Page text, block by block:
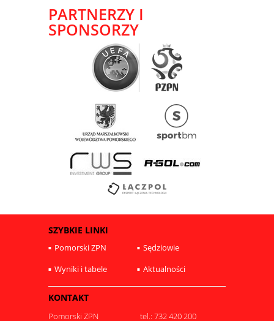
PARTNERZY I
SPONSORZY
SZYBKIE LINKI
Pomorski ZPN
Sędziowie
Wyniki i tabele
Aktualności
KONTAKT
Pomorski ZPN tel.: 732 420 200